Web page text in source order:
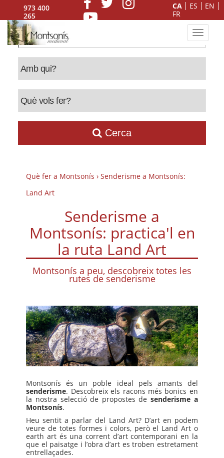
973 400
265
CA ES
EN
FR
Toggle
Cerca
Què fer a Montsonís › Senderisme a Montsonís:
Land Art
Senderisme a
Montsonís: practica'l en
la ruta Land Art
Montsonís a peu, descobreix totes les
rutes de senderisme
Montsonís és un poble ideal pels amants del
senderisme. Descobreix els racons més bonics en
la nostra selecció de propostes de senderisme a
Montsonís.
Heu sentit a parlar del Land Art? D’art en podem
veure de totes formes i colors, però el Land Art o
earth art és una corrent d’art contemporani en la
que el paisatge i l’obra d’art es troben estretament
entrellaçades.